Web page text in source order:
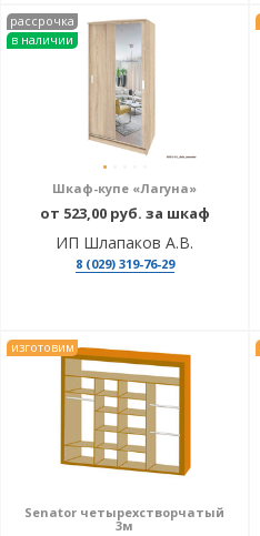
рассрочка
в наличии
Шкаф-купе «Лагуна»
от 523,00 руб. за шкаф
ИП Шлапаков А.В.
8 (029) 319-76-29
изготовим
Senator четырехстворчатый
3м